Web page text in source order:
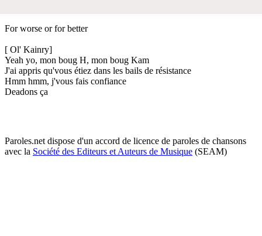
For worse or for better
[ Ol' Kainry]
Yeah yo, mon boug H, mon boug Kam
J'ai appris qu'vous étiez dans les bails de résistance
Hmm hmm, j'vous fais confiance
Deadons ça
Paroles.net dispose d'un accord de licence de paroles de chansons
avec la Société des Editeurs et Auteurs de Musique (SEAM)